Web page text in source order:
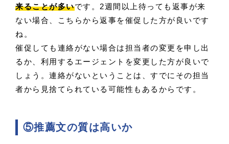
来ることが多いです。2週間以上待っても返事が来
ない場合、こちらから返事を催促した方が良いです
ね。
催促しても連絡がない場合は担当者の変更を申し出
るか、利用するエージェントを変更した方が良いで
しょう。連絡がないということは、すでにその担当
者から見捨てられている可能性もあるからです。
⑤推薦文の質は高いか